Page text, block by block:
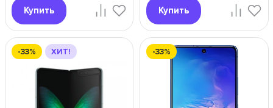
Купить Купить
-33% ХИТ! -33%